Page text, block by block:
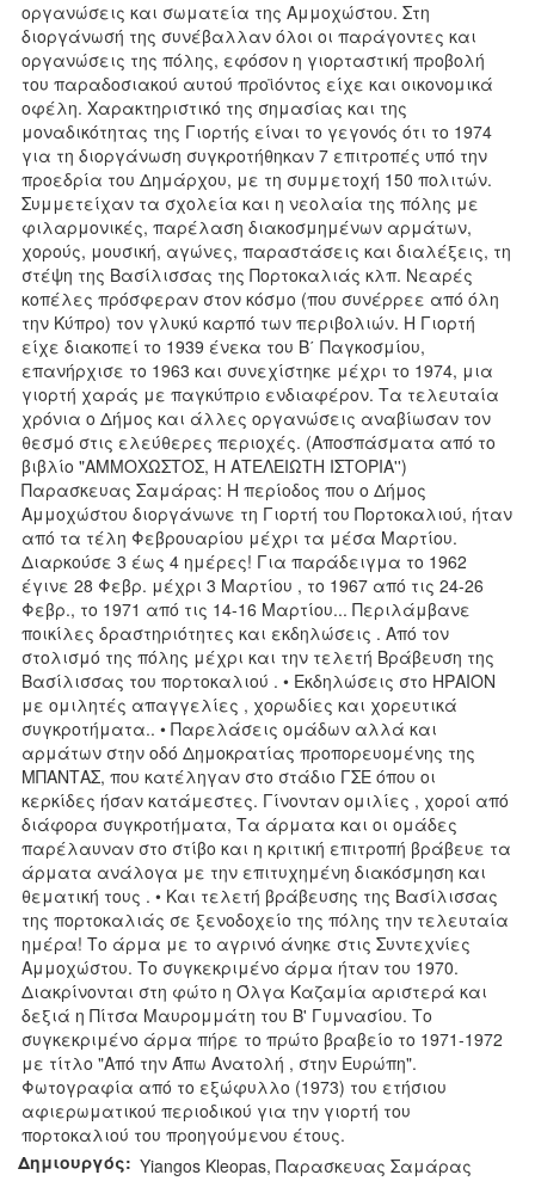
οργανώσεις και σωματεία της Αμμοχώστου. Στη
διοργάνωσή της συνέβαλλαν όλοι οι παράγοντες και
οργανώσεις της πόλης, εφόσον η γιορταστική προβολή
του παραδοσιακού αυτού προϊόντος είχε και οικονομικά
οφέλη. Χαρακτηριστικό της σημασίας και της
μοναδικότητας της Γιορτής είναι το γεγονός ότι το 1974
για τη διοργάνωση συγκροτήθηκαν 7 επιτροπές υπό την
προεδρία του Δημάρχου, με τη συμμετοχή 150 πολιτών.
Συμμετείχαν τα σχολεία και η νεολαία της πόλης με
φιλαρμονικές, παρέλαση διακοσμημένων αρμάτων,
χορούς, μουσική, αγώνες, παραστάσεις και διαλέξεις, τη
στέψη της Βασίλισσας της Πορτοκαλιάς κλπ. Νεαρές
κοπέλες πρόσφεραν στον κόσμο (που συνέρρεε από όλη
την Κύπρο) τον γλυκύ καρπό των περιβολιών. Η Γιορτή
είχε διακοπεί το 1939 ένεκα του Β΄ Παγκοσμίου,
επανήρχισε το 1963 και συνεχίστηκε μέχρι το 1974, μια
γιορτή χαράς με παγκύπριο ενδιαφέρον. Τα τελευταία
χρόνια ο Δήμος και άλλες οργανώσεις αναβίωσαν τον
θεσμό στις ελεύθερες περιοχές. (Αποσπάσματα από το
βιβλίο "ΑΜΜΟΧΩΣΤΟΣ, Η ΑΤΕΛΕΙΩΤΗ ΙΣΤΟΡΙΑ'')
Παρασκευας Σαμάρας: Η περίοδος που ο Δήμος
Αμμοχώστου διοργάνωνε τη Γιορτή του Πορτοκαλιού, ήταν
από τα τέλη Φεβρουαρίου μέχρι τα μέσα Μαρτίου.
Διαρκούσε 3 έως 4 ημέρες! Για παράδειγμα το 1962
έγινε 28 Φεβρ. μέχρι 3 Μαρτίου , το 1967 από τις 24-26
Φεβρ., το 1971 από τις 14-16 Μαρτίου... Περιλάμβανε
ποικίλες δραστηριότητες και εκδηλώσεις . Από τον
στολισμό της πόλης μέχρι και την τελετή Βράβευση της
Βασίλισσας του πορτοκαλιού . • Εκδηλώσεις στο ΗΡΑΙΟΝ
με ομιλητές απαγγελίες , χορωδίες και χορευτικά
συγκροτήματα.. • Παρελάσεις ομάδων αλλά και
αρμάτων στην οδό Δημοκρατίας προπορευομένης της
ΜΠΑΝΤΑΣ, που κατέληγαν στο στάδιο ΓΣΕ όπου οι
κερκίδες ήσαν κατάμεστες. Γίνονταν ομιλίες , χοροί από
διάφορα συγκροτήματα, Τα άρματα και οι ομάδες
παρέλαυναν στο στίβο και η κριτική επιτροπή βράβευε τα
άρματα ανάλογα με την επιτυχημένη διακόσμηση και
θεματική τους . • Και τελετή βράβευσης της Βασίλισσας
της πορτοκαλιάς σε ξενοδοχείο της πόλης την τελευταία
ημέρα! Το άρμα με το αγρινό άνηκε στις Συντεχνίες
Αμμοχώστου. Το συγκεκριμένο άρμα ήταν του 1970.
Διακρίνονται στη φώτο η Όλγα Καζαμία αριστερά και
δεξιά η Πίτσα Μαυρομμάτη του Β' Γυμνασίου. Το
συγκεκριμένο άρμα πήρε το πρώτο βραβείο το 1971-1972
με τίτλο "Από την Άπω Ανατολή , στην Ευρώπη".
Φωτογραφία από το εξώφυλλο (1973) του ετήσιου
αφιερωματικού περιοδικού για την γιορτή του
πορτοκαλιού του προηγούμενου έτους.
Δημιουργός: ‎Yiangos Kleopas‎, Παρασκευας Σαμάρας